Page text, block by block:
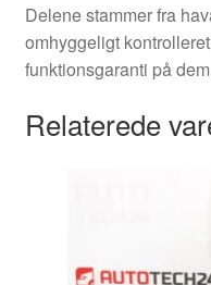
Delene stammer fra
omhyggeligt
funktionsgaranti på
Relaterede